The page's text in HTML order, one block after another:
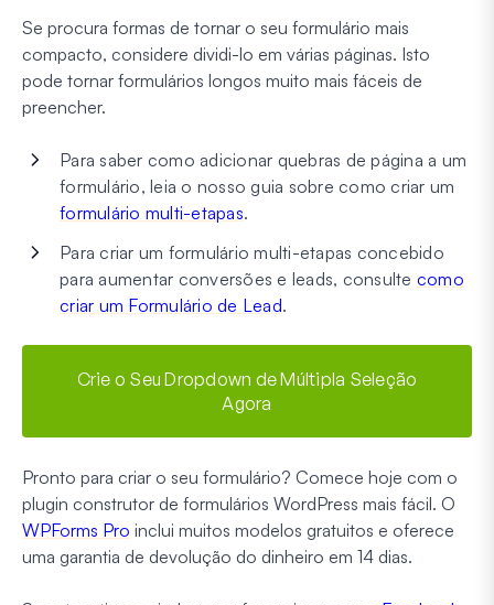
Se procura formas de tornar o seu formulário mais
compacto, considere dividi-lo em várias páginas. Isto
pode tornar formulários longos muito mais fáceis de
preencher.
Para saber como adicionar quebras de página a um
formulário, leia o nosso guia sobre como criar um
formulário multi-etapas.
Para criar um formulário multi-etapas concebido
para aumentar conversões e leads, consulte como
criar um Formulário de Lead.
Crie o Seu Dropdown de Múltipla Seleção
Agora
Pronto para criar o seu formulário? Comece hoje com o
plugin construtor de formulários WordPress mais fácil. O
WPForms Pro inclui muitos modelos gratuitos e oferece
uma garantia de devolução do dinheiro em 14 dias.